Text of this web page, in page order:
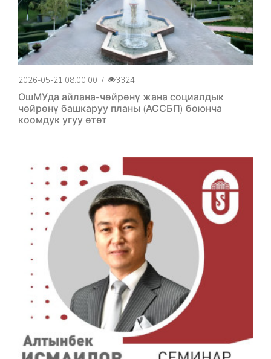
2026-05-21 08:00:00 / 3324
ОшМУда айлана-чөйрөнү жана социалдык
чөйрөнү башкаруу планы (АССБП) боюнча
коомдук угуу өтөт